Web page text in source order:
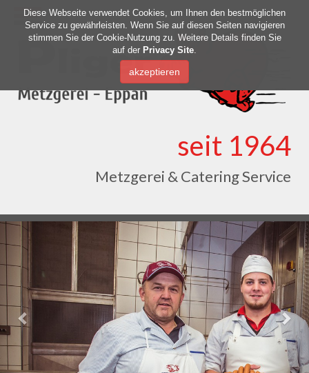
seit 1964
Metzgerei & Catering Service
Previous
Diese Webseite verwendet Cookies, um Ihnen den bestmöglichen
Service zu gewährleisten. Wenn Sie auf diesen Seiten navigieren
stimmen Sie der Cookie-Nutzung zu. Weitere Details finden Sie
auf der Privacy Site.